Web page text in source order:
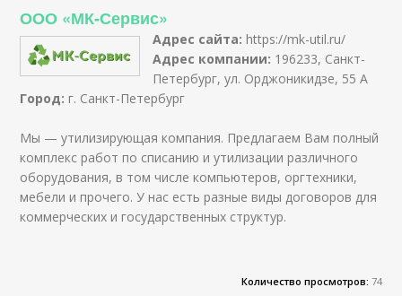
ООО «МК-Сервис»
Адрес сайта: https://mk-util.ru/
Адрес компании: 196233, Санкт-
Петербург, ул. Орджоникидзе, 55 А
Город: г. Санкт-Петербург
Мы — утилизирующая компания. Предлагаем Вам полный
комплекс работ по списанию и утилизации различного
оборудования, в том числе компьютеров, оргтехники,
мебели и прочего. У нас есть разные виды договоров для
коммерческих и государственных структур.
Количество просмотров: 74